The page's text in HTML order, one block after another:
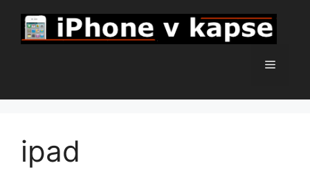
obsah
Menu
ipad